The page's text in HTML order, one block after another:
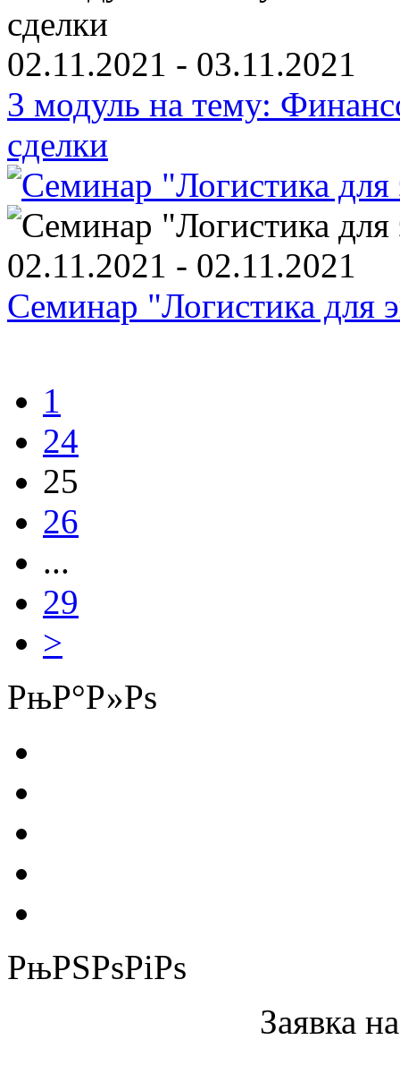
02.11.2021 - 03.11.2021
3 модуль на тему:
сделки
02.11.2021 - 02.11.2021
Семинар "Логистика для
1
24
25
26
...
29
>
РњР°Р»Рѕ
РњРЅРѕРіРѕ
Заявка